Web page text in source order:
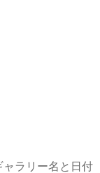
ャラリー名と日付